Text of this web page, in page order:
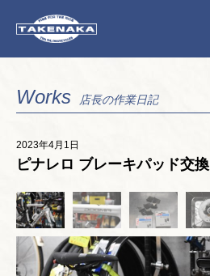
Works 店長の作業日記
2023年4月1日
ピナレロ ブレーキパッド交換